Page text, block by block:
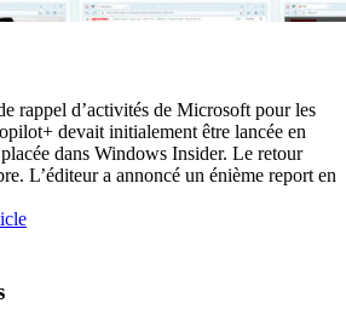
rappel d’activités de Microsoft pour les
devait initialement être lancée en
dans Windows Insider. Le retour
L’éditeur a annoncé un énième report en